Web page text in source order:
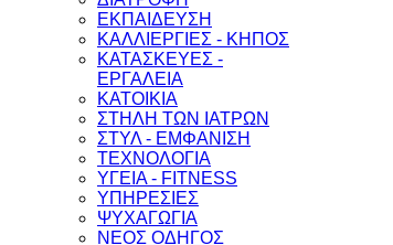
ΕΚΠΑΙΔΕΥΣΗ
ΚΑΛΛΙΕΡΓΙΕΣ - ΚΗΠΟΣ
ΚΑΤΑΣΚΕΥΕΣ -
ΕΡΓΑΛΕΙΑ
ΚΑΤΟΙΚΙΑ
ΣΤΗΛΗ ΤΩΝ ΙΑΤΡΩΝ
ΣΤΥΛ - ΕΜΦΑΝΙΣΗ
ΤΕΧΝΟΛΟΓΙΑ
ΥΓΕΙΑ - FITNESS
ΥΠΗΡΕΣΙΕΣ
ΨΥΧΑΓΩΓΙΑ
ΝΕΟΣ ΟΔΗΓΟΣ